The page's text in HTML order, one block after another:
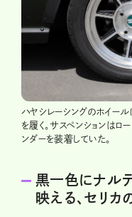
ハヤシレーシングのホイー
を履く。サスペンションはロ
ンダーを装着していた。
黒一色にナル
映える、セリカ